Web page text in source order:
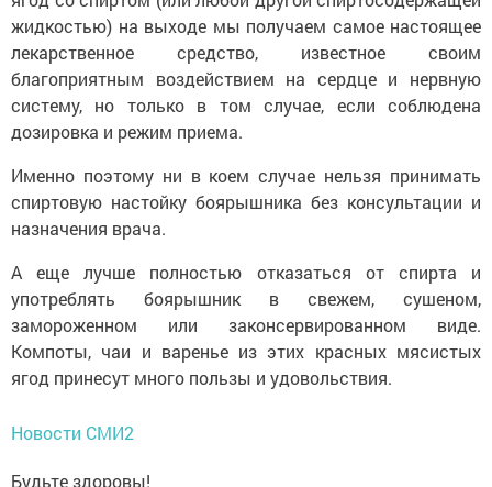
жидкостью) на выходе мы получаем самое настоящее
лекарственное средство, известное своим
благоприятным воздействием на сердце и нервную
систему, но только в том случае, если соблюдена
дозировка и режим приема.
Именно поэтому ни в коем случае нельзя принимать
спиртовую настойку боярышника без консультации и
назначения врача.
А еще лучше полностью отказаться от спирта и
употреблять боярышник в свежем, сушеном,
замороженном или законсервированном виде.
Компоты, чаи и варенье из этих красных мясистых
ягод принесут много пользы и удовольствия.
Новости СМИ2
Будьте здоровы!